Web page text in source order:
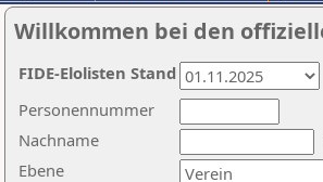
Willkommen bei den
Nachname
Ebene
Personennummer
FIDE-Elolisten Stand